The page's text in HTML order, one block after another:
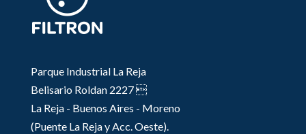
Parque Industrial La Reja
Belisario Roldan 2227 
La Reja - Buenos Aires - Moreno
(Puente La Reja y Acc. Oeste).